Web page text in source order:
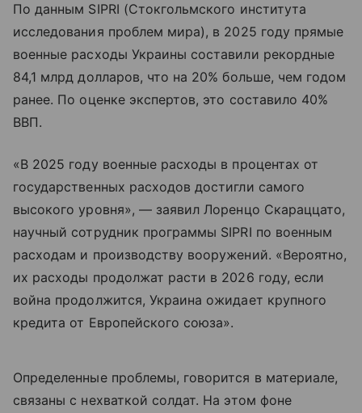
По данным SIPRI (Стокгольмского института
исследования проблем мира), в 2025 году прямые
военные расходы Украины составили рекордные
84,1 млрд долларов, что на 20% больше, чем годом
ранее. По оценке экспертов, это составило 40%
ВВП.
«В 2025 году военные расходы в процентах от
государственных расходов достигли самого
высокого уровня», — заявил Лоренцо Скараццато,
научный сотрудник программы SIPRI по военным
расходам и производству вооружений. «Вероятно,
их расходы продолжат расти в 2026 году, если
война продолжится, Украина ожидает крупного
кредита от Европейского союза».
Определенные проблемы, говорится в материале,
связаны с нехваткой солдат. На этом фоне